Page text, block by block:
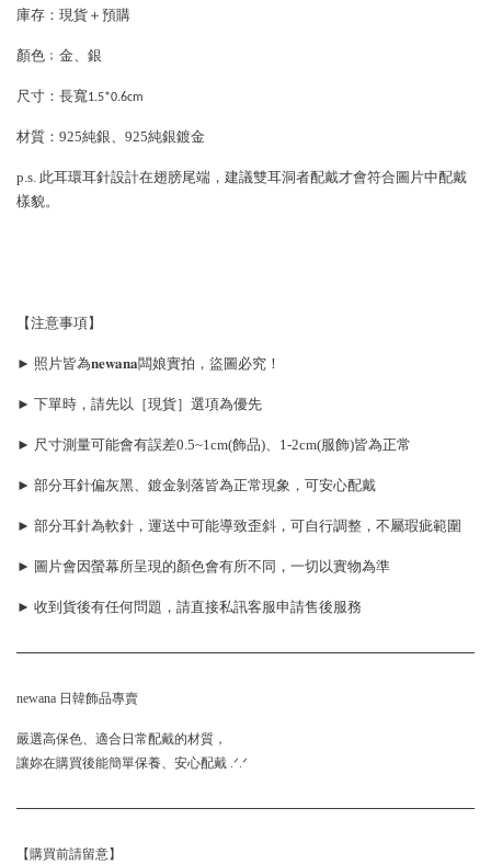
庫存：現貨＋預購
顏色﹔金、銀
尺寸：長寬1.5*0.6cm
材質：925純銀、 925純銀鍍金
p.s. 此耳環耳針設計在翅膀尾端， 建議雙耳洞者配戴才會符合圖片中配戴
樣貌。
【注意事項】
► 照片皆為𝐧𝐞𝐰𝐚𝐧𝐚闆娘實拍，盜圖必究！
► 下單時，請先以［現貨］選項為優先
► 尺寸測量可能會有誤差0.5~1cm(飾品)、1-2cm(服飾)皆為正常
► 部分耳針偏灰黑、鍍金剝落皆為正常現象，可安心配戴
► 部分耳針為軟針，運送中可能導致歪斜，可自行調整，不屬瑕疵範圍
► 圖片會因螢幕所呈現的顏色會有所不同，一切以實物為準
► 收到貨後有任何問題，請直接私訊客服申請售後服務
newana 日韓飾品專賣
嚴選高保色、適合日常配戴的材質，
讓妳在購買後能簡單保養、安心配戴 .ᐟ.ᐟ
【購買前請留意】